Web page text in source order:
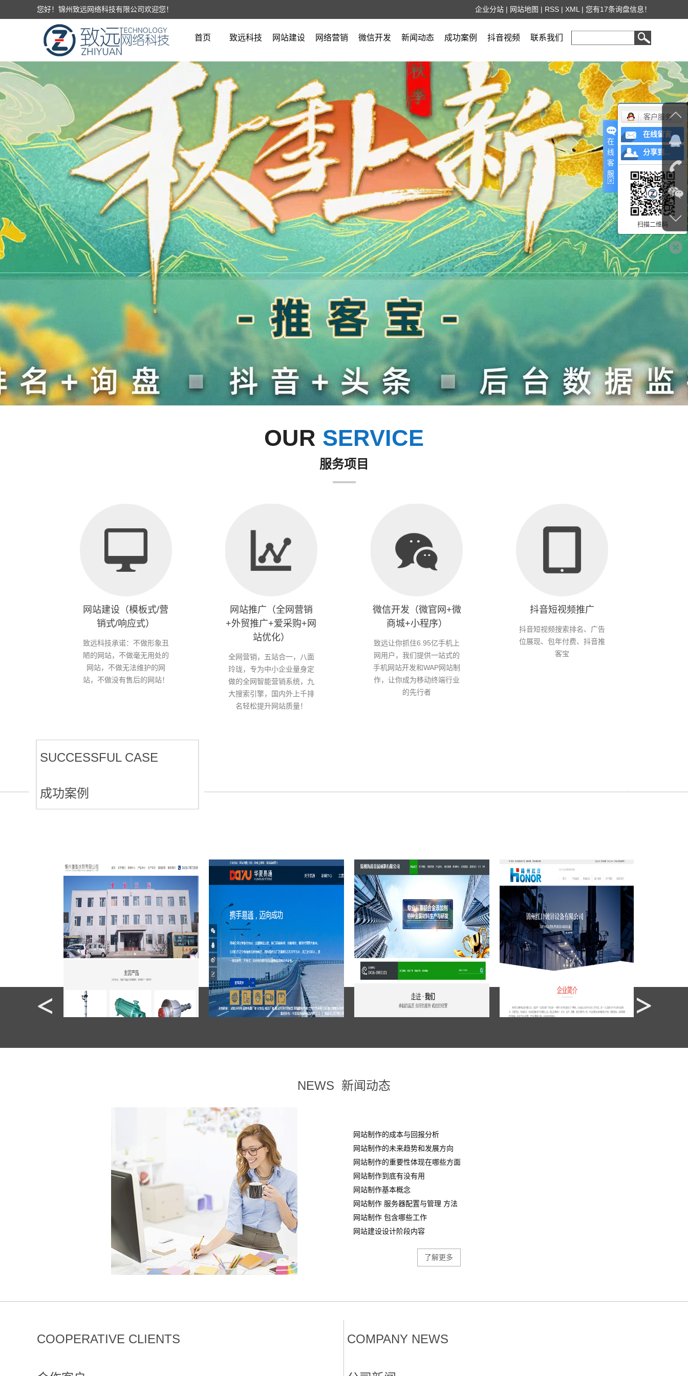
您好！锦州致远网络科技有限公司欢迎您！ 企业分站 | 网站地图 | RSS | XML | 您有17条询盘信息！
首页 致远科技
公司简介
营业执照
网站建设 网络营销 微信开发 新闻动态
公司新闻
成功案例 抖音视频 联系我们
OUR SERVICE
服务项目
网站建设（模板式/营
销式/响应式）
致远科技承诺：不做形象丑
陋的网站，不做毫无用处的
网站，不做无法维护的网
站，不做没有售后的网站！
网站推广（全网营销
+外贸推广+爱采购+网
站优化）
全网营销，五站合一，八面
玲珑，专为中小企业量身定
做的全网智能营销系统，九
大搜索引擎，国内外上千排
名轻松提升网站质量！
微信开发（微官网+微
商城+小程序）
致远让你抓住6.95亿手机上
网用户，我们提供一站式的
手机网站开发和WAP网站制
作，让你成为移动终端行业
的先行者
抖音短视频推广
抖音短视频搜索排名、广告
位展现、包年付费、抖音推
客宝
SUCCESSFUL CASE
成功案例
NEWS 新闻动态
网站制作的成本与回报分析
网站制作的未来趋势和发展方向
网站制作的重要性体现在哪些方面
网站制作到底有没有用
网站制作基本概念
网站制作 服务器配置与管理 方法
网站制作 包含哪些工作
网站建设设计阶段内容
了解更多
COOPERATIVE CLIENTS COMPANY NEWS
在
线
客
服
客户服务
在线留言
分享到...
扫描二维码